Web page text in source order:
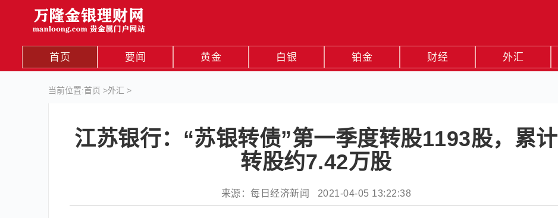
首页 要闻 黄金 白银 铂金 财经 外汇
当前位置:首页 >外汇 >
江苏银行：“苏银转债”第一季度转股1193股，累计
转股约7.42万股
来源：每日经济新闻 2021-04-05 13:22:38